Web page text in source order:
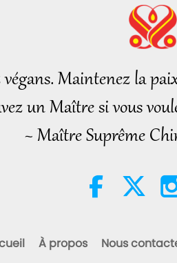
végans. Maintenez la
un Maître si vous
~ Maître Suprême
À propos Nous